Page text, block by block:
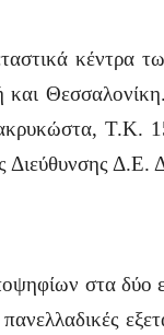
κέντρα
και
Τ.Κ.
Δ.Ε.
στα δύο
πανελλαδικές